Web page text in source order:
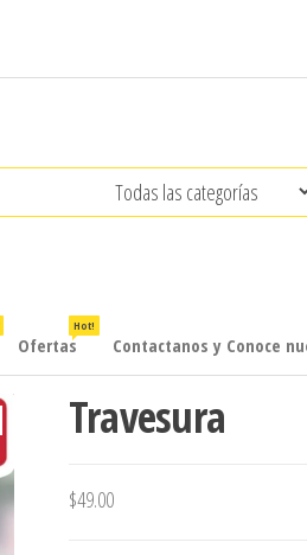
Ofertas
Hot!
Contactanos y Conoce
Travesura
$49.00